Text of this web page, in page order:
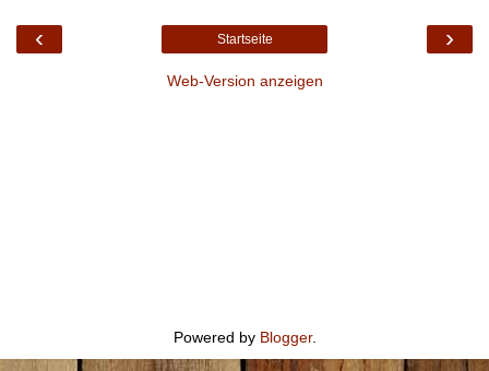
‹ ›
Startseite
Web-Version anzeigen
Powered by Blogger.